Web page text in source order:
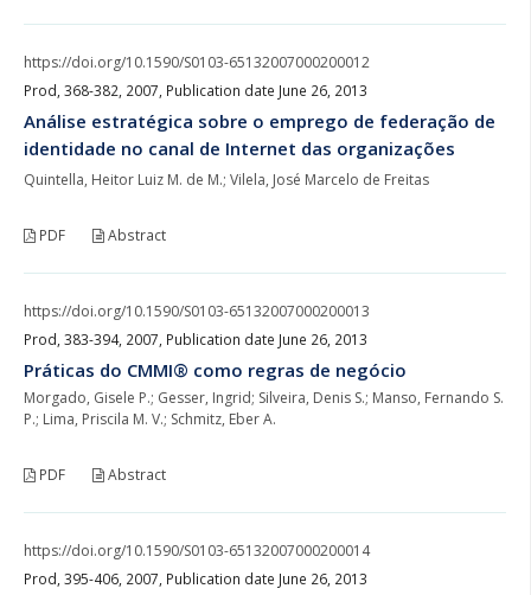
https://doi.org/10.1590/S0103-65132007000200012
Prod, 368-382, 2007, Publication date June 26, 2013
Análise estratégica sobre o emprego de federação de
identidade no canal de Internet das organizações
Quintella, Heitor Luiz M. de M.; Vilela, José Marcelo de Freitas
PDF Abstract
https://doi.org/10.1590/S0103-65132007000200013
Prod, 383-394, 2007, Publication date June 26, 2013
Práticas do CMMI® como regras de negócio
Morgado, Gisele P.; Gesser, Ingrid; Silveira, Denis S.; Manso, Fernando S.
P.; Lima, Priscila M. V.; Schmitz, Eber A.
PDF Abstract
https://doi.org/10.1590/S0103-65132007000200014
Prod, 395-406, 2007, Publication date June 26, 2013